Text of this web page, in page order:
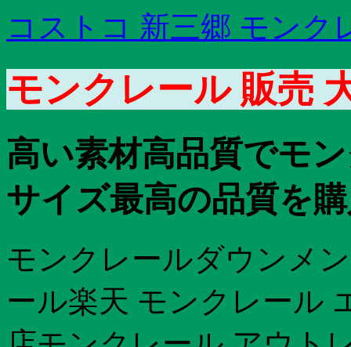
コストコ 新三郷 モンク
モンクレール 販売
高い素材高品質でモ
サイズ最高の品質を
モンクレールダウンメ
ール楽天 モンクレール